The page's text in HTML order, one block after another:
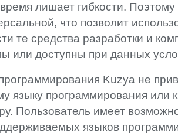
лишает гибкости.
что позволит
те средства разработки и
или доступны при данных
Kuzya не
языку программирования или
Пользователь имеет
языков